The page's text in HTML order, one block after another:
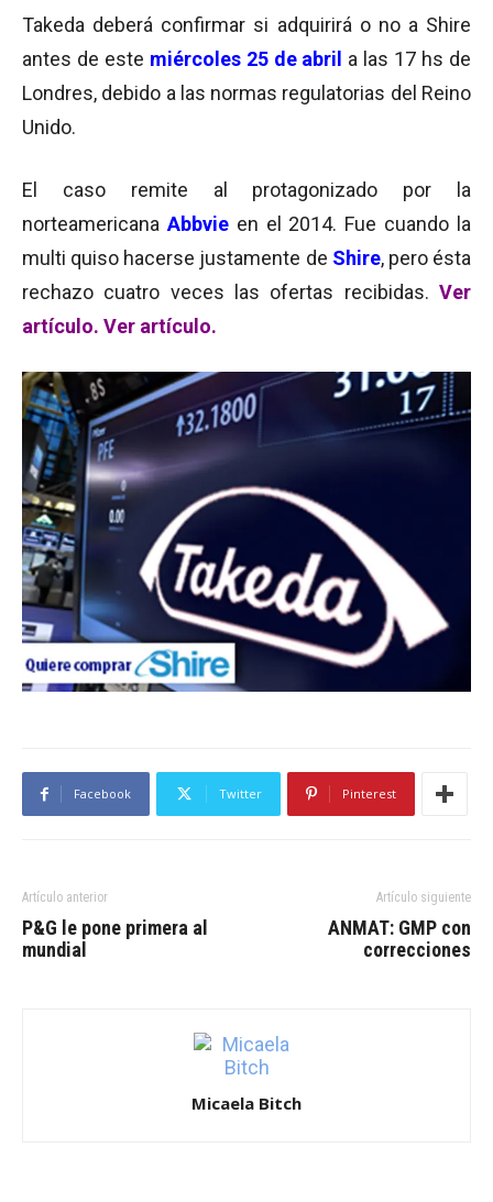
Takeda deberá confirmar si adquirirá o no a Shire
antes de este miércoles 25 de abril a las 17 hs de
Londres, debido a las normas regulatorias del Reino
Unido.
El caso remite al protagonizado por la
norteamericana Abbvieen el 2014. Fue cuando la
multi quiso hacerse justamente de Shire, pero ésta
rechazo cuatro veces las ofertas recibidas. Ver
artículo. Ver artículo.
Facebook Twitter Pinterest
Artículo anterior
P&G le pone primera al
mundial
Artículo siguiente
ANMAT: GMP con
correcciones
Micaela Bitch